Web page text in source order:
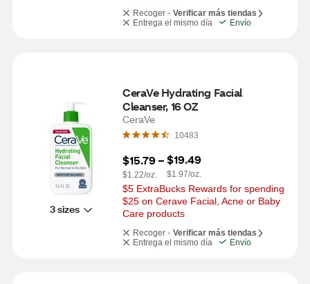
Recoger - Verificar más tiendas
Entrega el mismo día
Envío
3 sizes
CeraVe Hydrating Facial
Cleanser, 16 OZ
CeraVe
10483
$15.79 –
$1.22/oz.
$19.49
$1.97/oz.
$5 ExtraBucks Rewards for spending
$25 on Cerave Facial, Acne or Baby
Care products
Recoger - Verificar más tiendas
Entrega el mismo día
Envío